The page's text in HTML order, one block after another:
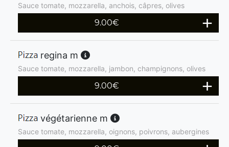
Sauce tomate, mozzarella, anchois, câpres, olives
9.00€
regina m
Sauce tomate, mozzarella, jambon, champignons, olives
9.00€
végétarienne m
Sauce tomate, mozzarella, oignons, poivrons, aubergines